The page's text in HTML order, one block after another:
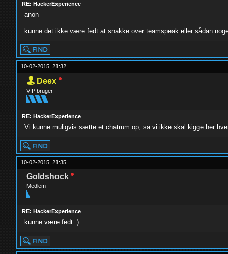
RE: HackerExperience
anon
kunne det ikke være fedt at snakke over teamspeak eller sådan
10-02-2015, 21:32
Deex
VIP bruger
RE: HackerExperience
Vi kunne muligvis sætte et chatrum op, så vi ikke skal kigge her
10-02-2015, 21:35
Goldshock
Medlem
RE: HackerExperience
kunne være fedt :)